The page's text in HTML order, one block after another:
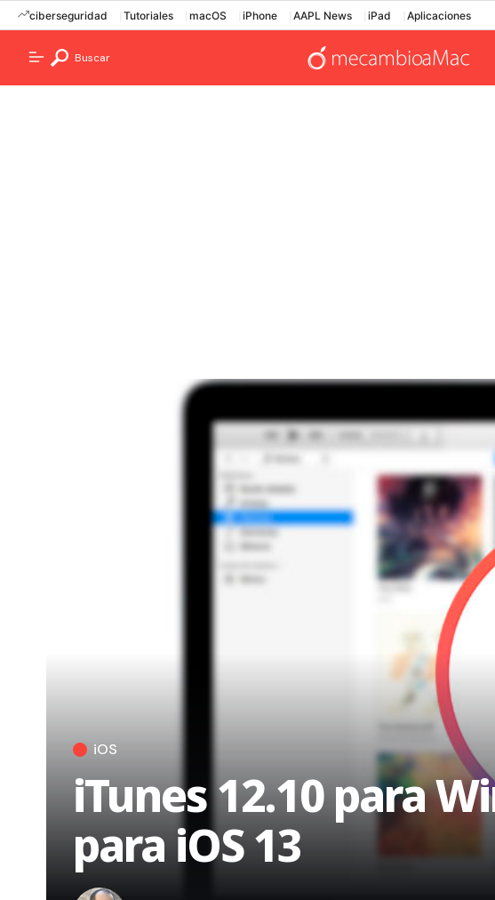
ciberseguridad Tutoriales macOS iPhone AAPL News iPad Aplicaciones
Buscar
iOS
iTunes 12.10 para
para iOS 13